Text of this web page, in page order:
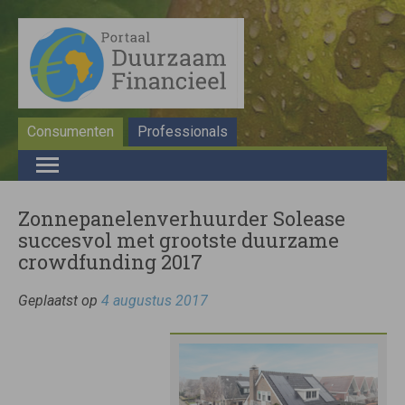
Consumenten Professionals
Zonnepanelenverhuurder Solease
succesvol met grootste duurzame
crowdfunding 2017
Geplaatst op 4 augustus 2017